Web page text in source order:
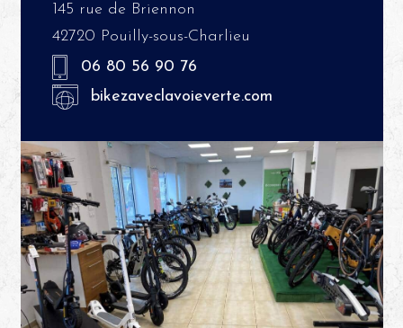
145 rue de Briennon
42720 Pouilly-sous-Charlieu
06 80 56 90 76
bikezaveclavoieverte.com